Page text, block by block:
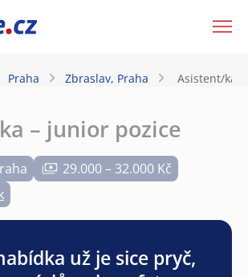
Praha Zbraslav, Praha Asistent/ka
– junior pozice
29.000 – 32.000 Kč
už je sice pryč,